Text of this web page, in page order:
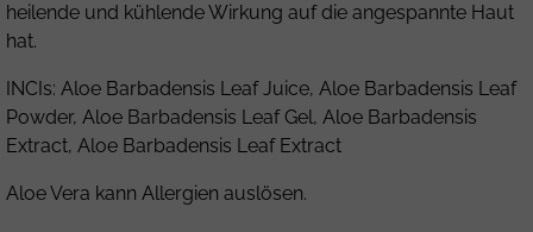
heilende und kühlende Wirkung auf die angespannte Haut
hat.
INCIs: Aloe Barbadensis Leaf Juice, Aloe Barbadensis Leaf
Powder, Aloe Barbadensis Leaf Gel, Aloe Barbadensis
Extract, Aloe Barbadensis Leaf Extract
Aloe Vera kann Allergien auslösen.